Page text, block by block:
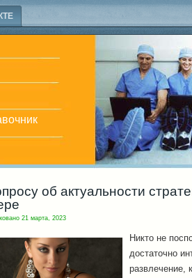
об актуальности
21 марта, 2023
Никто не
достаточно
развлечение,